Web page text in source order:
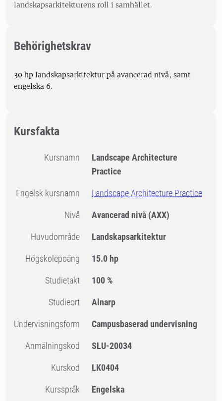
landskapsarkitekturens roll i samhället.
Behörighetskrav
30 hp landskapsarkitektur på avancerad nivå, samt
engelska 6.
Kursfakta
Kursnamn
Landscape Architecture
Practice
Engelsk kursnamn Landscape Architecture Practice
Nivå Avancerad nivå (AXX)
Huvudområde Landskapsarkitektur
högskolepoäng 15.0 hp
Studietakt 100 %
Studieort Alnarp
Undervisningsform Campusbaserad undervisning
Anmälningskod SLU-20034
Kurskod LK0404
Kursspråk Engelska